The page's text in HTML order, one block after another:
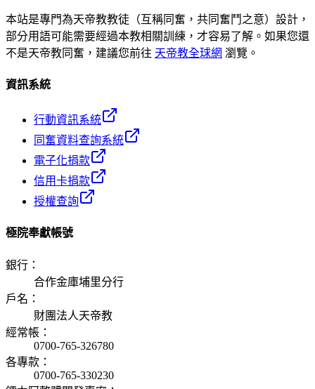
本站是專門為天帝教教徒（互稱同奮，共同奮鬥之意）設計，
部分用語可能需要經過本教相關訓練，才容易了解。如果您還
不是天帝教同奮，建議您前往 天帝教全球網 瀏覽。
資訊系統
行動資訊系統
同奮資料查詢系統
電子化捐款
信用卡捐款
授權查詢
極院奉獻帳號
銀行 ：
合作金庫埔里分行
戶名 ：
財團法人天帝教
經常帳 ：
0700-765-326780
各專款 ：
0700-765-330230